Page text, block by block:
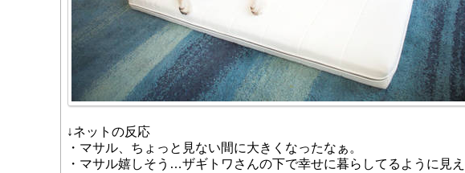
↓ネットの反応
・マサル、ちょっと見ない間に大きくなったなぁ。
・マサル嬉しそう…ザギトワさんの下で幸せに暮らしてるように見